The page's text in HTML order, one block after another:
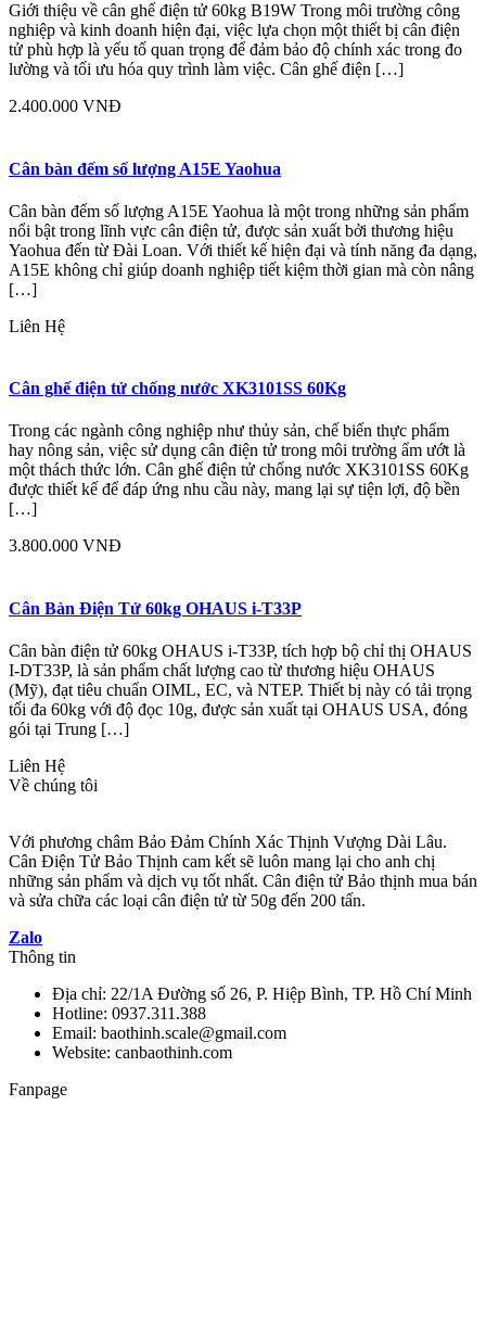
Giới thiệu về cân ghế điện tử 60kg B19W Trong môi trường công
nghiệp và kinh doanh hiện đại, việc lựa chọn một thiết bị cân điện
tử phù hợp là yếu tố quan trọng để đảm bảo độ chính xác trong đo
lường và tối ưu hóa quy trình làm việc. Cân ghế điện […]
2.400.000 VNĐ
Cân bàn đếm số lượng A15E Yaohua
Cân bàn đếm số lượng A15E Yaohua là một trong những sản phẩm
nổi bật trong lĩnh vực cân điện tử, được sản xuất bởi thương hiệu
Yaohua đến từ Đài Loan. Với thiết kế hiện đại và tính năng đa dạng,
A15E không chỉ giúp doanh nghiệp tiết kiệm thời gian mà còn nâng
[…]
Liên Hệ
Cân ghế điện tử chống nước XK3101SS 60Kg
Trong các ngành công nghiệp như thủy sản, chế biến thực phẩm
hay nông sản, việc sử dụng cân điện tử trong môi trường ẩm ướt là
một thách thức lớn. Cân ghế điện tử chống nước XK3101SS 60Kg
được thiết kế để đáp ứng nhu cầu này, mang lại sự tiện lợi, độ bền
[…]
3.800.000 VNĐ
Cân Bàn Điện Tử 60kg OHAUS i-T33P
Cân bàn điện tử 60kg OHAUS i-T33P, tích hợp bộ chỉ thị OHAUS
I-DT33P, là sản phẩm chất lượng cao từ thương hiệu OHAUS
(Mỹ), đạt tiêu chuẩn OIML, EC, và NTEP. Thiết bị này có tải trọng
tối đa 60kg với độ đọc 10g, được sản xuất tại OHAUS USA, đóng
gói tại Trung […]
Liên Hệ
Về chúng tôi
Với phương châm Bảo Đảm Chính Xác Thịnh Vượng Dài Lâu.
Cân Điện Tử Bảo Thịnh cam kết sẽ luôn mang lại cho anh chị
những sản phẩm và dịch vụ tốt nhất. Cân điện tử Bảo thịnh mua bán
và sửa chữa các loại cân điện tử từ 50g đến 200 tấn.
Zalo
Thông tin
Địa chỉ: 22/1A Đường số 26, P. Hiệp Bình, TP. Hồ Chí Minh
Hotline: 0937.311.388
Email: baothinh.scale@gmail.com
Website: canbaothinh.com
Fanpage